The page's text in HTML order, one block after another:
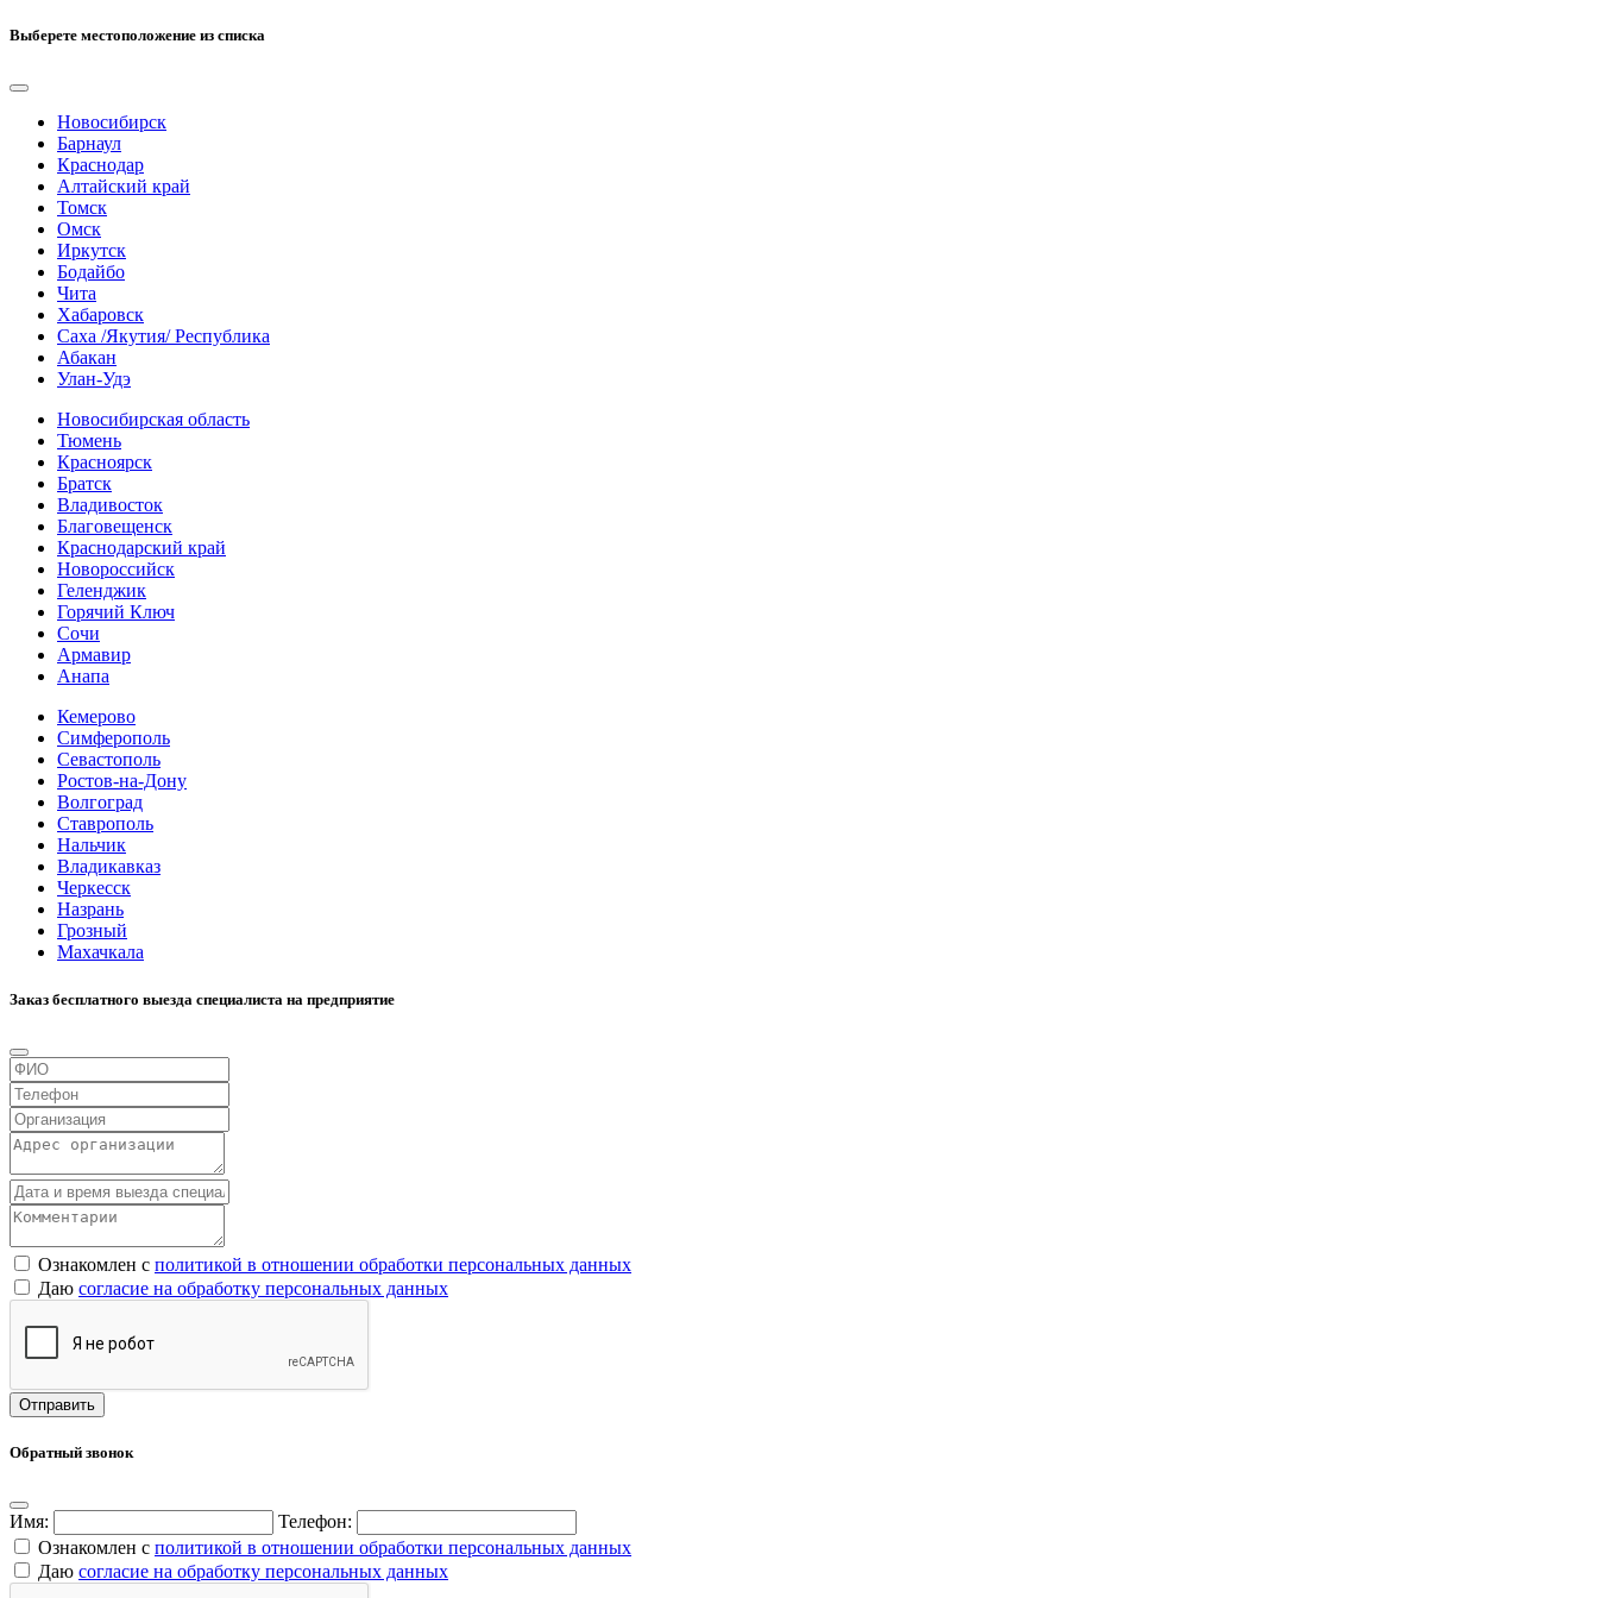
Выберете местоположение из списка
Новосибирск
Барнаул
Краснодар
Алтайский край
Томск
Омск
Иркутск
Бодайбо
Чита
Хабаровск
Саха /Якутия/ Республика
Абакан
Улан-Удэ
Новосибирская область
Тюмень
Красноярск
Братск
Владивосток
Благовещенск
Краснодарский край
Новороссийск
Геленджик
Горячий Ключ
Сочи
Армавир
Анапа
Кемерово
Симферополь
Севастополь
Ростов-на-Дону
Волгоград
Ставрополь
Нальчик
Владикавказ
Черкесск
Назрань
Грозный
Махачкала
Заказ бесплатного выезда специалиста на предприятие
Ознакомлен с политикой в отношении обработки персональных данных
Даю согласие на обработку персональных данных
Обратный звонок
Имя:
Телефон:
Ознакомлен с политикой в отношении обработки персональных данных
Даю согласие на обработку персональных данных